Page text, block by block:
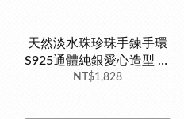
天然淡水珠珍珠手鍊手環
S925通體純銀愛心造型 天
然珍珠巴洛克不規則珍珠
NT$1,828